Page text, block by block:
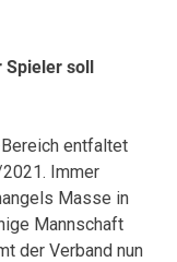
Spieler soll
entfaltet
Immer
Masse in
Mannschaft
der Verband nun